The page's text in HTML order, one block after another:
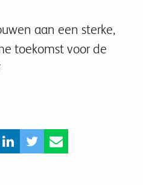
aan een sterke,
toekomst voor de